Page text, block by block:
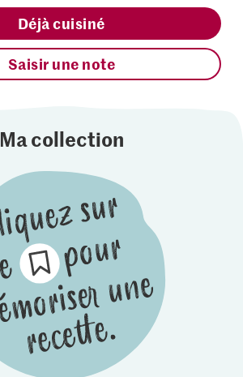
Déjà cuisiné
Saisir une note
Ma collection